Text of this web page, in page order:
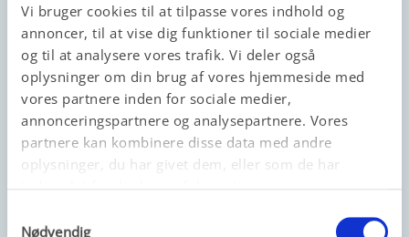
Vi bruger cookies til at tilpasse vores indhold og
annoncer, til at vise dig funktioner til sociale medier
og til at analysere vores trafik. Vi deler også
oplysninger om din brug af vores hjemmeside med
vores partnere inden for sociale medier,
annonceringspartnere og analysepartnere. Vores
partnere kan kombinere disse data med andre
oplysninger, du har givet dem, eller som de har
Nødvendig
Type forespørgsel*
Vælg fra menuen
Yderligere kommentarer/oplysninger